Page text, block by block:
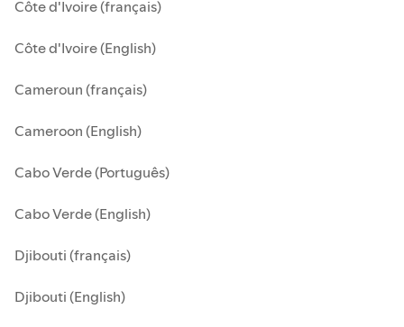
Côte d'Ivoire (français)
Côte d'Ivoire (English)
Cameroun (français)
Cameroon (English)
Cabo Verde (Português)
Cabo Verde (English)
Djibouti (français)
Djibouti (English)